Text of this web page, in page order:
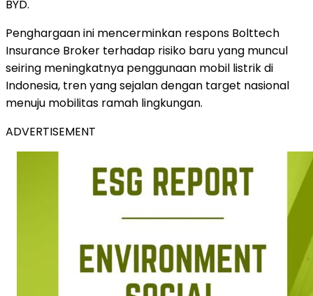
BYD.
Penghargaan ini mencerminkan respons Bolttech
Insurance Broker terhadap risiko baru yang muncul
seiring meningkatnya penggunaan mobil listrik di
Indonesia, tren yang sejalan dengan target nasional
menuju mobilitas ramah lingkungan.
ADVERTISEMENT